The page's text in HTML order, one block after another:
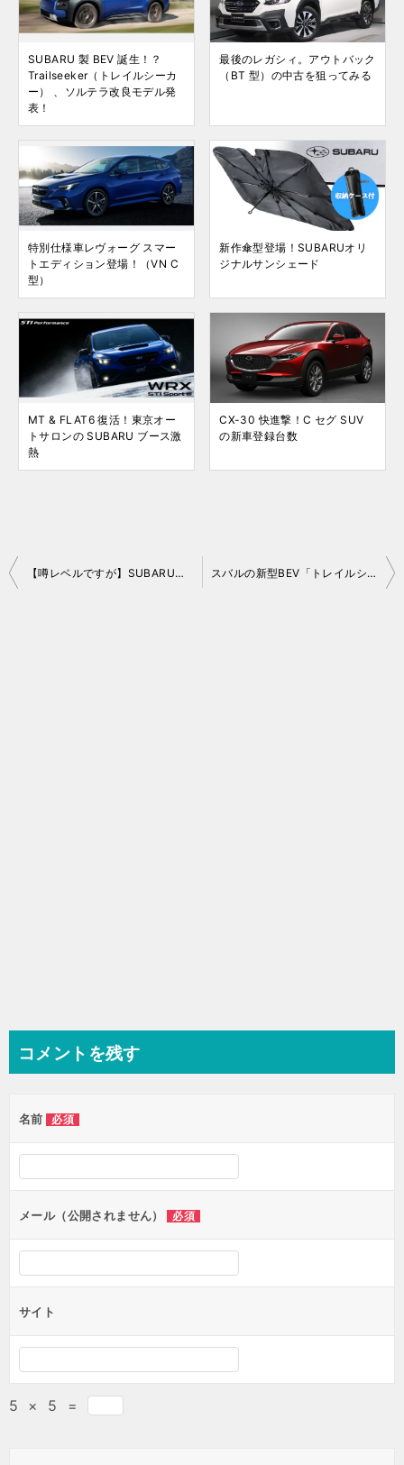
SUBARU 製 BEV 誕生！？
Trailseeker（トレイルシーカ
ー） 、ソルテラ改良モデル発
表！
最後のレガシィ。アウトバック
（BT 型）の中古を狙ってみる
特別仕様車レヴォーグ スマー
トエディション登場！（VN C
型）
新作傘型登場！SUBARUオリ
ジナルサンシェード
MT & FLAT6 復活！東京オー
トサロンの SUBARU ブース激
熱
CX-30 快進撃！C セグ SUV
の新車登録台数
投
【噂レベルですが】SUBARUの3列シートのあのクルマの国内展開について スバルの新型BEV「トレイルシーカー」が絶好調！受注台数が目標の4倍を突破
コメントを残す
名前 必須
メール（公開されません） 必須
サイト
5 × 5 =